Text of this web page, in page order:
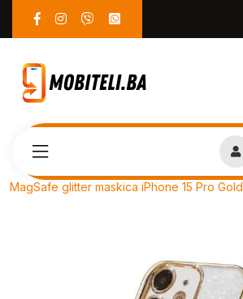
MagSafe glitter maskica iPhone 15 Pro Gold